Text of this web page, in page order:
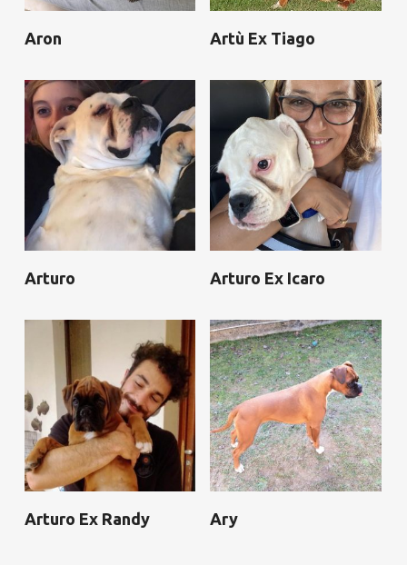
Aron Artù Ex Tiago
Arturo Arturo Ex Icaro
Arturo Ex Randy Ary